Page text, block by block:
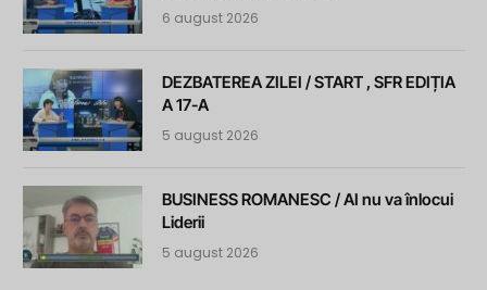
6 august 2026
DEZBATEREA ZILEI / START , SFR EDIȚIA
A 17-A
5 august 2026
BUSINESS ROMANESC / AI nu va înlocui
Liderii
5 august 2026